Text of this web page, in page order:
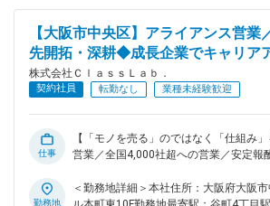
気の廃止や、内見時の通電をワンクリ
み、空室期間中の電気の申し込みや解
ています。 今後はさらに、管理物件の
基幹システムを構築し、提携先に開放す
推進に貢献したいと考えております。 ＜具体的には＞ ・
Salesforceの開発および保守運用 ・自社
い ・フロントエンド・バックエンド・
に開発を経験できる ・エンジニアチー
し合いながらより良い開発ができる環
げフェーズにも参与できる ・入社時か
給(月額)は固定手当を含めた表記です。
【大阪市中央区】アライアンス営業
先開拓・深耕◆成長企業でキャリア
株式会社ＣｌａｓｓＬａｂ．
契約社員 転勤なし 業種未経験歓迎
仕事
【「モノを売る」のではなく「仕組み
営業／全国4,000社超への営業／安定報
等の一括手続き代行サービス」を、不
に提案・導入を推進するアライアンス営業職
勤務地
＜勤務地詳細＞本社住所：大阪府大阪